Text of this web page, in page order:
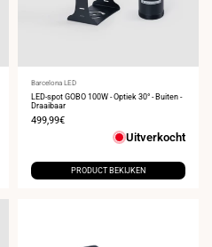
Leverancier:
Barcelona LED
LED-spot GOBO 100W - Optiek 30° - Buiten -
Draaibaar
Verkoopprijs
499,99€
Uitverkocht
PRODUCT BEKIJKEN